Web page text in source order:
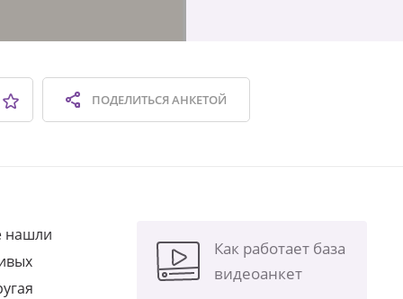
ПОДЕЛИТЬСЯАНКЕТОЙ
нашли
Как работает база
видеоанкет